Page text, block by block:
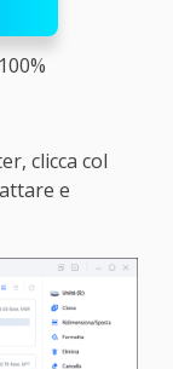
clicca col
e